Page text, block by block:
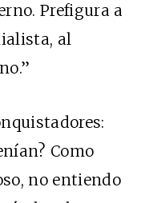
Prefigura a
al
Como
no entiendo